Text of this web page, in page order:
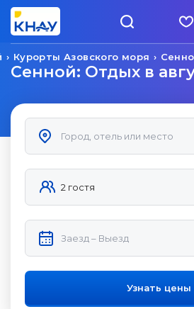
Курорты Азовского моря
Сенной: Отдых в
Узнать цены